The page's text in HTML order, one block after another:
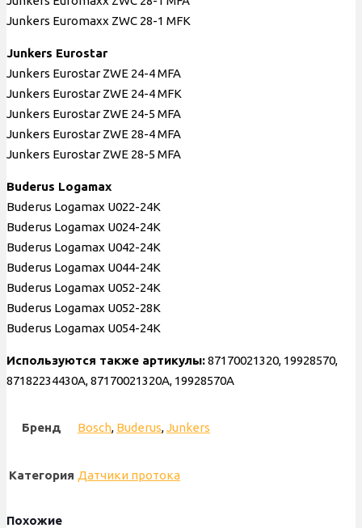
Junkers Euromaxx ZWC 28-1 MFK
Junkers Eurostar
Junkers Eurostar ZWE 24-4 MFA
Junkers Eurostar ZWE 24-4 MFK
Junkers Eurostar ZWE 24-5 MFA
Junkers Eurostar ZWE 28-4 MFA
Junkers Eurostar ZWE 28-5 MFA
Buderus Logamax
Buderus Logamax U022-24K
Buderus Logamax U024-24K
Buderus Logamax U042-24K
Buderus Logamax U044-24K
Buderus Logamax U052-24K
Buderus Logamax U052-28K
Buderus Logamax U054-24K
Используются также артикулы:87170021320, 19928570,
87182234430А, 87170021320А, 19928570А
Бренд Bosch, Buderus,Junkers
Категория Датчики протока
Похожие